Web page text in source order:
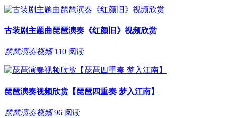
古装剧主题曲琵琶演奏《红颜旧》视频欣赏
琵琶演奏视频 110 阅读
琵琶演奏视频欣赏【琵琶四重奏 梦入江南】
琵琶演奏视频 96 阅读